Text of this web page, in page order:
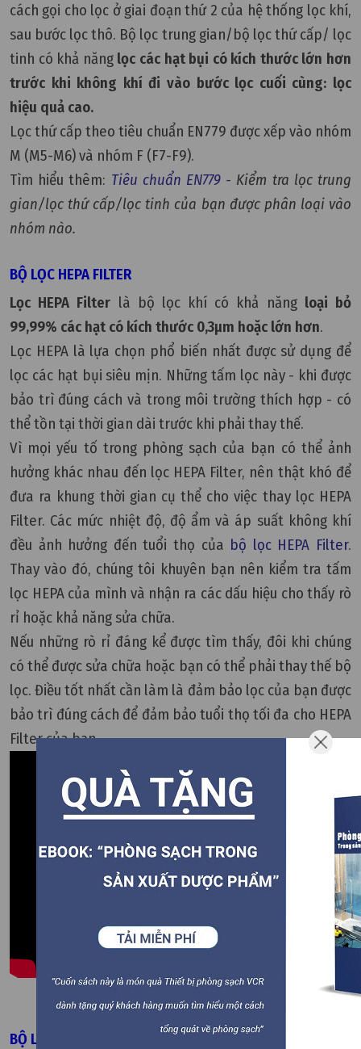
cách gọi cho lọc ở giai đoạn thứ 2 của hệ thống lọc khí,
sau bước lọc thô. Bộ lọc trung gian/bộ lọc thứ cấp/ lọc
tinh có khả năng lọc các hạt bụi có kích thước lớn hơn
trước khi không khí đi vào bước lọc cuối cùng: lọc
hiệu quả cao.
Lọc thứ cấp theo tiêu chuẩn EN779 được xếp vào nhóm
M (M5-M6) và nhóm F (F7-F9).
Tìm hiểu thêm: Tiêu chuẩn EN779 - Kiểm tra lọc trung
gian/lọc thứ cấp/lọc tinh của bạn được phân loại vào
nhóm nào.
BỘ LỌC HEPA FILTER
Lọc HEPA Filter là bộ lọc khí có khả năng loại bỏ
99,99% các hạt có kích thước 0,3µm hoặc lớn hơn.
Lọc HEPA là lựa chọn phổ biến nhất được sử dụng để
lọc các hạt bụi siêu mịn. Những tấm lọc này - khi được
bảo trì đúng cách và trong môi trường thích hợp - có
thể tồn tại thời gian dài trước khi phải thay thế.
Vì mọi yếu tố trong phòng sạch của bạn có thể ảnh
hưởng khác nhau đến lọc HEPA Filter, nên thật khó để
đưa ra khung thời gian cụ thể cho việc thay lọc HEPA
Filter. Các mức nhiệt độ, độ ẩm và áp suất không khí
đều ảnh hưởng đến tuổi thọ của bộ lọc HEPA Filter.
Thay vào đó, chúng tôi khuyên bạn nên kiểm tra tấm
lọc HEPA của mình và nhận ra các dấu hiệu cho thấy rò
rỉ hoặc khả năng sửa chữa.
Nếu những rò rỉ đáng kể được tìm thấy, đôi khi chúng
có thể được sửa chữa hoặc bạn có thể phải thay thế bộ
lọc. Điều tốt nhất cần làm là đảm bảo lọc của bạn được
bảo trì đúng cách để đảm bảo tuổi thọ tối đa cho HEPA
Filter của bạn.
Kiểm tra tính toàn vẹn của màng lọc - Video tham khảo
BỘ LỌC ULPA FILTER